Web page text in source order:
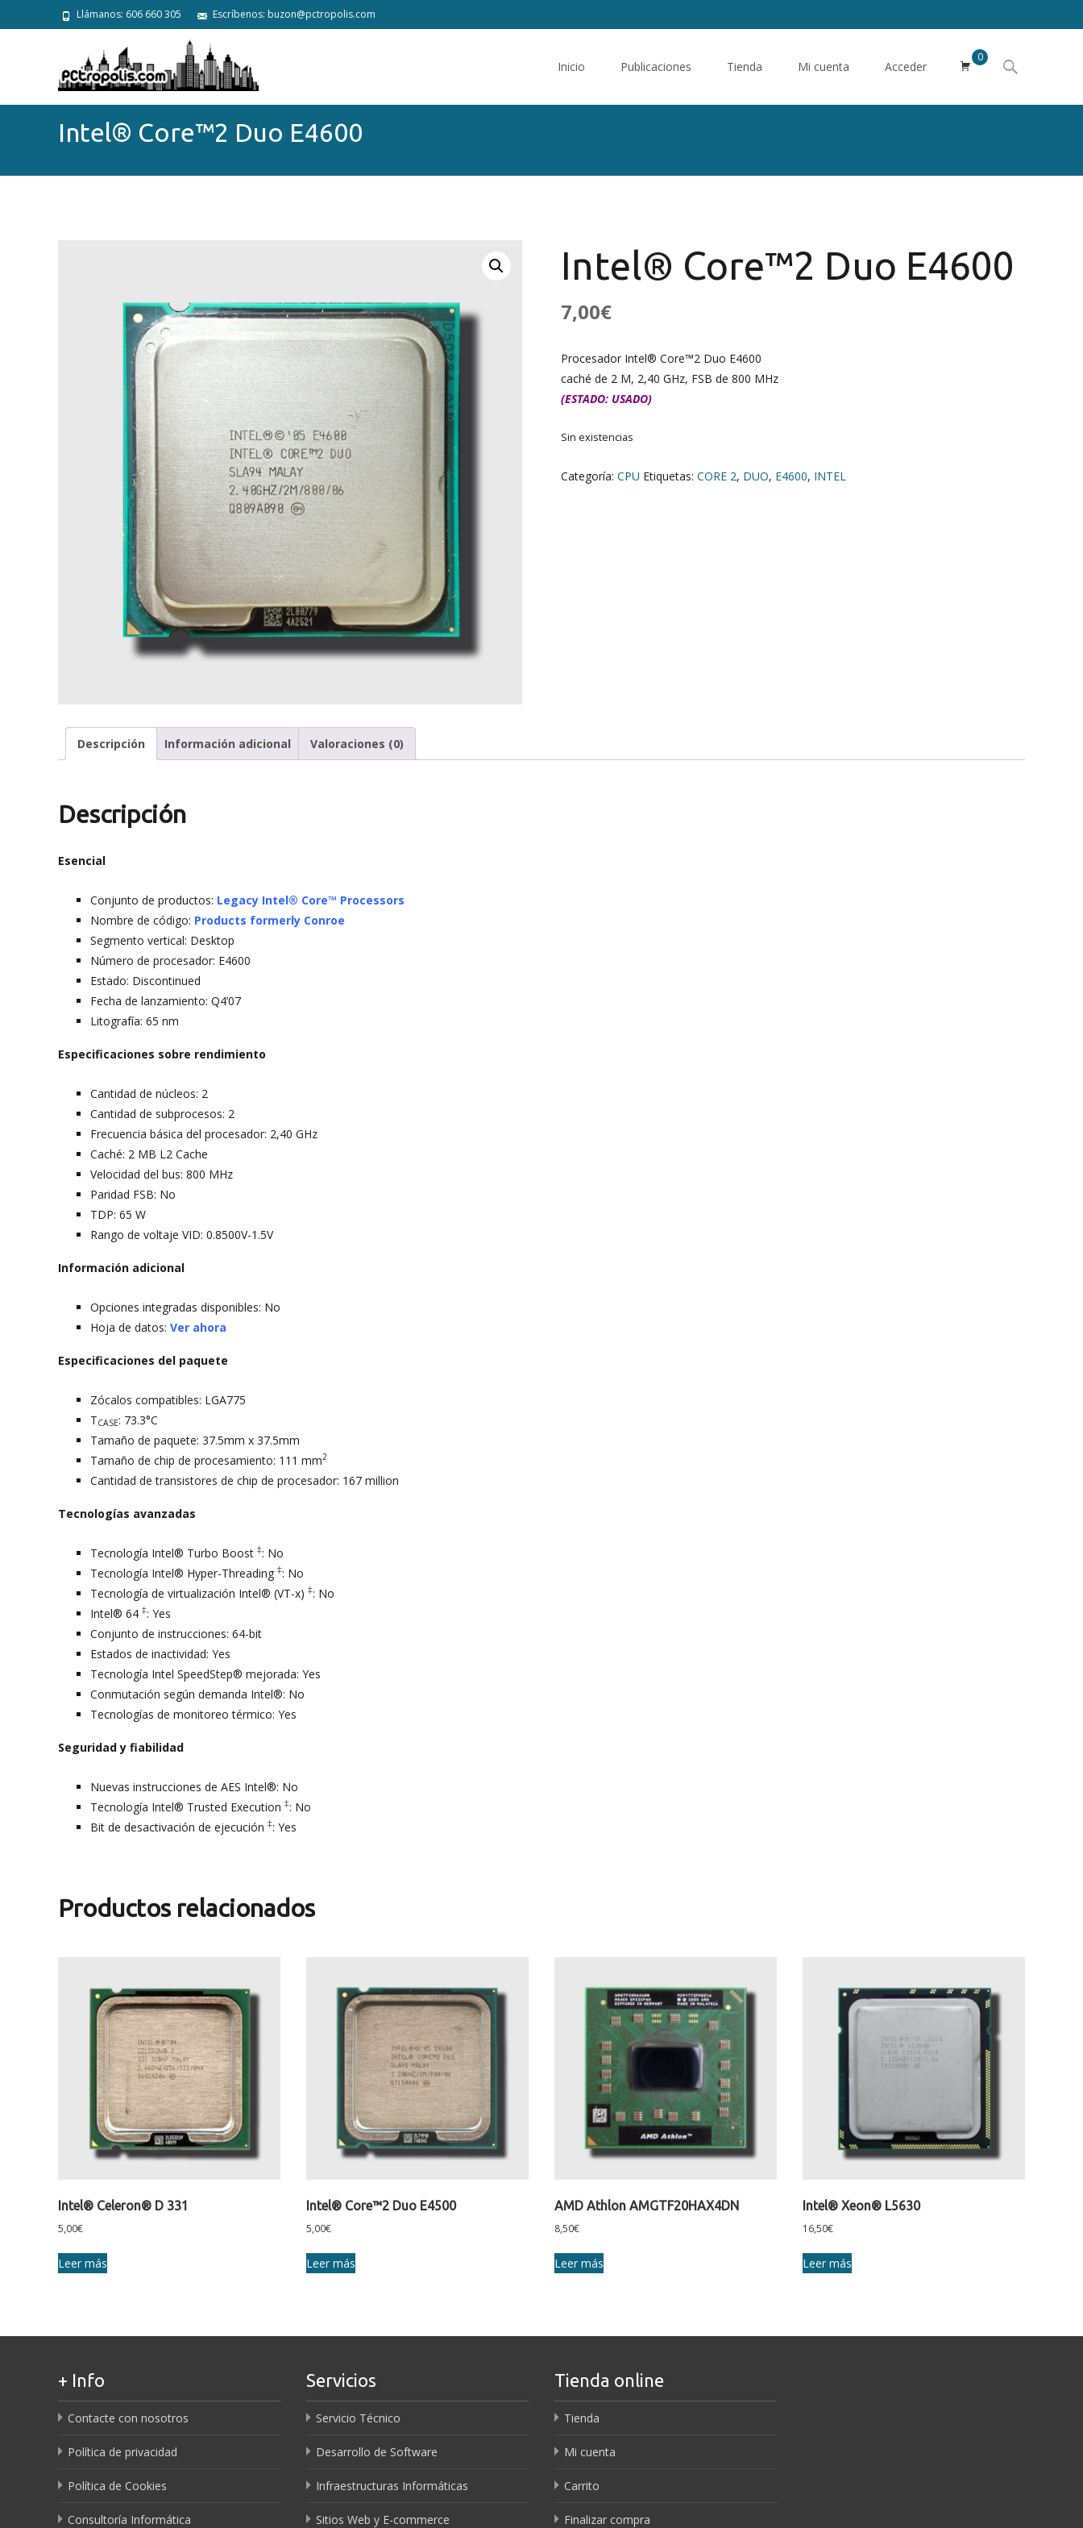
Llámanos: 606 660 305 Escríbenos: buzon@pctropolis.com
Inicio Publicaciones Tienda Mi cuenta Acceder
0
Buscar
por:
Intel® Core™2 Duo E4600
Intel® Core™2 Duo E4600
7,00€
Procesador Intel® Core™2 Duo E4600
caché de 2 M, 2,40 GHz, FSB de 800 MHz
(ESTADO: USADO)
Sin existencias
Categoría: CPU Etiquetas: CORE 2, DUO, E4600, INTEL
Descripción Información adicional Valoraciones (0)
Descripción
Esencial
Conjunto de productos: Legacy Intel® Core™ Processors
Nombre de código: Products formerly Conroe
Segmento vertical: Desktop
Número de procesador: E4600
Estado: Discontinued
Fecha de lanzamiento: Q4’07
Litografía: 65 nm
Especificaciones sobre rendimiento
Cantidad de núcleos: 2
Cantidad de subprocesos: 2
Frecuencia básica del procesador: 2,40 GHz
Caché: 2 MB L2 Cache
Velocidad del bus: 800 MHz
Paridad FSB: No
TDP: 65 W
Rango de voltaje VID: 0.8500V-1.5V
Información adicional
Opciones integradas disponibles: No
Hoja de datos: Ver ahora
Especificaciones del paquete
Zócalos compatibles: LGA775
TCASE: 73.3°C
Tamaño de paquete: 37.5mm x 37.5mm
Tamaño de chip de procesamiento: 111 mm2
Cantidad de transistores de chip de procesador: 167 million
Tecnologías avanzadas
Tecnología Intel® Turbo Boost ‡: No
Tecnología Intel® Hyper-Threading ‡: No
Tecnología de virtualización Intel® (VT-x) ‡: No
Intel® 64 ‡: Yes
Conjunto de instrucciones: 64-bit
Estados de inactividad: Yes
Tecnología Intel SpeedStep® mejorada: Yes
Conmutación según demanda Intel®: No
Tecnologías de monitoreo térmico: Yes
Seguridad y fiabilidad
Nuevas instrucciones de AES Intel®: No
Tecnología Intel® Trusted Execution ‡: No
Bit de desactivación de ejecución ‡: Yes
Productos relacionados
Intel® Celeron® D 331
5,00€
Leer más
Intel® Core™2 Duo E4500
5,00€
Leer más
AMD Athlon AMGTF20HAX4DN
8,50€
Leer más
Intel® Xeon® L5630
16,50€
Leer más
+ Info
Contacte con nosotros
Política de privacidad
Política de Cookies
Consultoría Informática
Servicios
Servicio Técnico
Desarrollo de Software
Infraestructuras Informáticas
Sitios Web y E-commerce
Tienda online
Tienda
Mi cuenta
Carrito
Finalizar compra